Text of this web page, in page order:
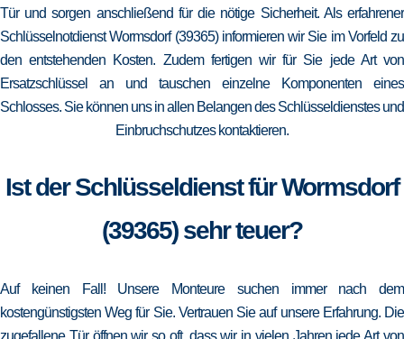
Tür und sorgen anschließend für die nötige Sicherheit. Als erfahrener
Schlüsselnotdienst Wormsdorf (39365) informieren wir Sie im Vorfeld zu
den entstehenden Kosten. Zudem fertigen wir für Sie jede Art von
Ersatzschlüssel an und tauschen einzelne Komponenten eines
Schlosses. Sie können uns in allen Belangen des Schlüsseldienstes und
Einbruchschutzes kontaktieren.
Ist der Schlüsseldienst für Wormsdorf
(39365) sehr teuer?
Auf keinen Fall! Unsere Monteure suchen immer nach dem
kostengünstigsten Weg für Sie. Vertrauen Sie auf unsere Erfahrung. Die
zugefallene Tür öffnen wir so oft, dass wir in vielen Jahren jede Art von